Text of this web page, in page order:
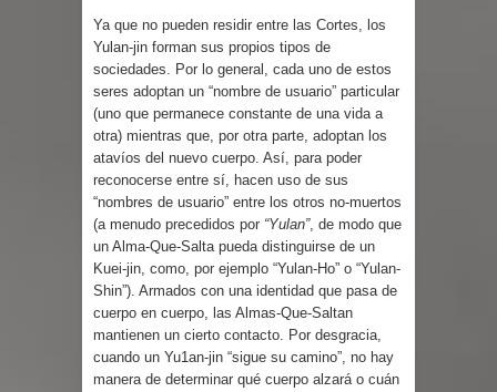
Ya que no pueden residir entre las Cortes, los
Yulan-jin forman sus propios tipos de
sociedades. Por lo general, cada uno de estos
seres adoptan un “nombre de usuario” particular
(uno que permanece constante de una vida a
otra) mientras que, por otra parte, adoptan los
atavíos del nuevo cuerpo. Así, para poder
reconocerse entre sí, hacen uso de sus
“nombres de usuario” entre los otros no-muertos
(a menudo precedidos por “Yulan”, de modo que
un Alma-Que-Salta pueda distinguirse de un
Kuei-jin, como, por ejemplo “Yulan-Ho” o “Yulan-
Shin”). Armados con una identidad que pasa de
cuerpo en cuerpo, las Almas-Que-Saltan
mantienen un cierto contacto. Por desgracia,
cuando un Yu1an-jin “sigue su camino”, no hay
manera de determinar qué cuerpo alzará o cuán